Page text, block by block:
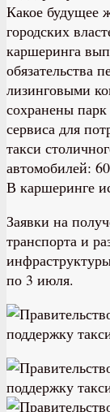
Какое будущее
городских
каршеринга
обязательства
лизинговыми
сохранены
сервиса для
такси
автомобилей:
В каршеринге
Заявки на
транспорта и
по 3 июля.